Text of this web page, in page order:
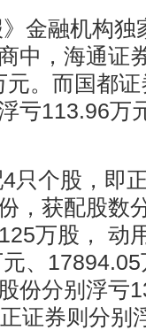
金融机构独
中，海通证
。而国都
亏113.96万
只个股，即
，获配股数
万股， 动
、
份分别浮亏
证券则分别